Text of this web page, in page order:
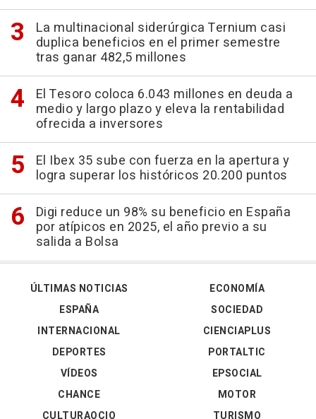
La multinacional siderúrgica Ternium casi
duplica beneficios en el primer semestre
tras ganar 482,5 millones
El Tesoro coloca 6.043 millones en deuda a
medio y largo plazo y eleva la rentabilidad
ofrecida a inversores
El Ibex 35 sube con fuerza en la apertura y
logra superar los históricos 20.200 puntos
Digi reduce un 98% su beneficio en España
por atípicos en 2025, el año previo a su
salida a Bolsa
ÚLTIMAS NOTICIAS
ESPAÑA
INTERNACIONAL
DEPORTES
VÍDEOS
ECONOMÍA
SOCIEDAD
CIENCIAPLUS
PORTALTIC
EPSOCIAL
CHANCE
CULTURAOCIO
MOTOR
TURISMO